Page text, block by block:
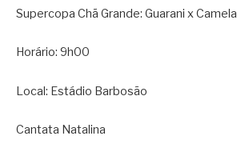
Supercopa Chã Grande: Guarani x Camela
Horário: 9h00
Local: Estádio Barbosão
Cantata Natalina